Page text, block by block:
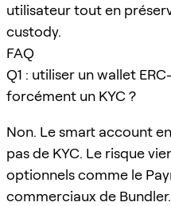
utilisateur tout en
custody.
FAQ
Q1 : utiliser un wallet
forcément un KYC ?
Non. Le smart account
pas de KYC. Le risque
optionnels comme le
commerciaux de